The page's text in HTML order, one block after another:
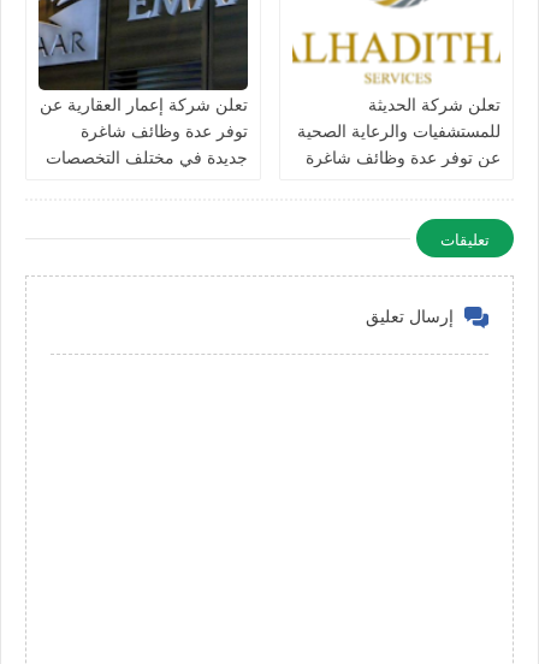
تعلن شركة الحديثة
للمستشفيات والرعاية الصحية
عن توفر عدة وظائف شاغرة
تعلن شركة إعمار العقارية عن
توفر عدة وظائف شاغرة
جديدة في مختلف التخصصات
تعليقات
إرسال تعليق